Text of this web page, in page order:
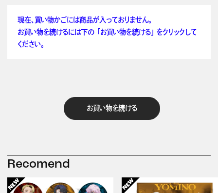
現在、買い物かごには商品が入っておりません。
お買い物を続けるには下の 「お買い物を続ける」 をクリックして
ください。
お買い物を続ける
Recomend